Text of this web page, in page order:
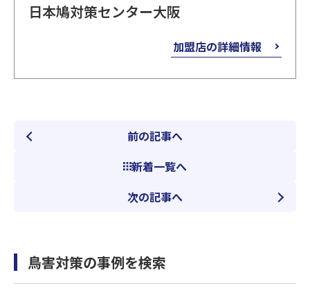
日本鳩対策センター大阪
加盟店の詳細情報
前の記事へ
新着一覧へ
次の記事へ
鳥害対策の事例を検索